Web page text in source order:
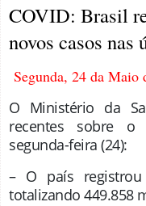
COVID: Brasil
novos casos nas
Segunda, 24 da Maio
O Ministério da
recentes sobre o
segunda-feira (24):
– O país
totalizando 449.858